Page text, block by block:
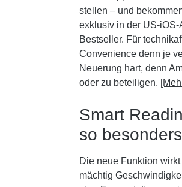
stellen – und
exklusiv in der US-
Bestseller. Für
Convenience denn je
Neuerung hart, denn
oder zu beteiligen.
Smart
so
Die neue Funktion
mächtig